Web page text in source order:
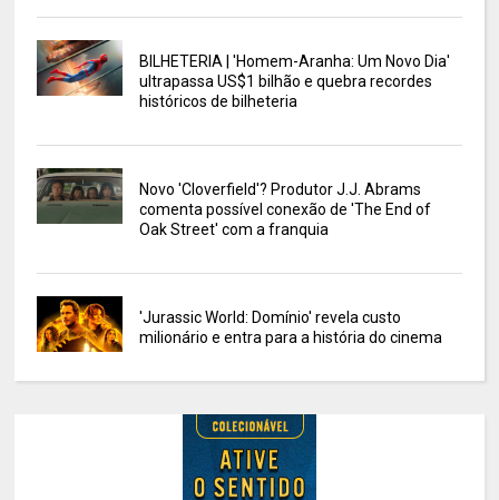
BILHETERIA | 'Homem-Aranha: Um Novo Dia'
ultrapassa US$1 bilhão e quebra recordes
históricos de bilheteria
Novo 'Cloverfield'? Produtor J.J. Abrams
comenta possível conexão de 'The End of
Oak Street' com a franquia
'Jurassic World: Domínio' revela custo
milionário e entra para a história do cinema